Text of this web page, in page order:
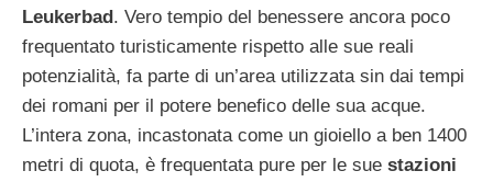
Leukerbad . Vero tempio del benessere ancora poco
frequentato turisticamente rispetto alle sue reali
potenzialità, fa parte di un’area utilizzata sin dai tempi
dei romani per il potere benefico delle sua acque.
L’intera zona, incastonata come un gioiello a ben 1400
metri di quota, è frequentata pure per le sue stazioni